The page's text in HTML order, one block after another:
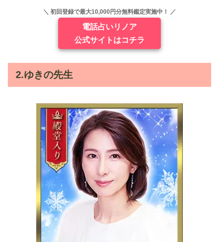
＼ 初回登録で最大10,000円分無料鑑定実施中！ ／
電話占いリノア
公式サイトはコチラ
2.ゆきの先生